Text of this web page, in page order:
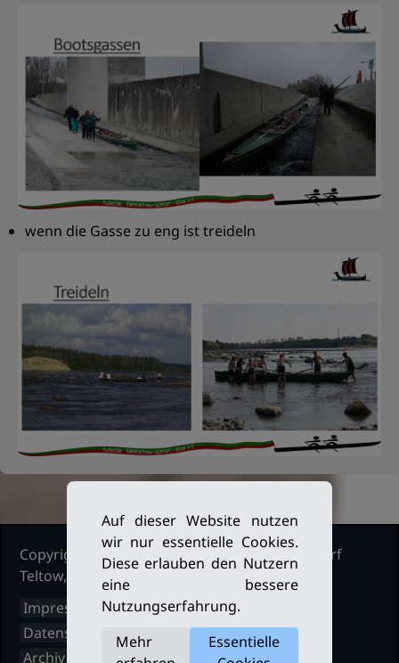
wenn die Gasse zu eng ist treideln
Copyright Ruderclub Kleinmachnow Stahnsdorf
Teltow, 2026. Alle Rechte vorbehalten.
Impressum
Datenschutz
Archiv
Auf dieser Website nutzen
wir nur essentielle Cookies.
Diese erlauben den Nutzern
eine bessere
Nutzungserfahrung.
Mehr
Essentielle